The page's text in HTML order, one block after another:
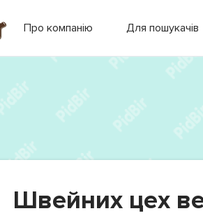
Про компанію Для пошукачів
Швейних цех